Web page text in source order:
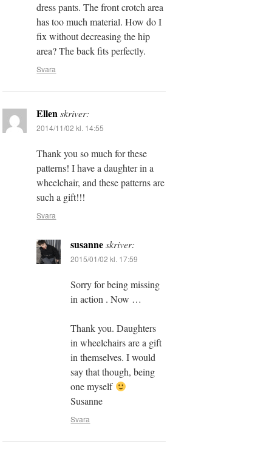
dress pants. The front crotch area
has too much material. How do I
fix without decreasing the hip
area? The back fits perfectly.
Svara
Ellen skriver:
2014/11/02 kl. 14:55
Thank you so much for these
patterns! I have a daughter in a
wheelchair, and these patterns are
such a gift!!!
Svara
susanne skriver:
2015/01/02 kl. 17:59
Sorry for being missing
in action . Now …
Thank you. Daughters
in wheelchairs are a gift
in themselves. I would
say that though, being
one myself
Susanne
Svara